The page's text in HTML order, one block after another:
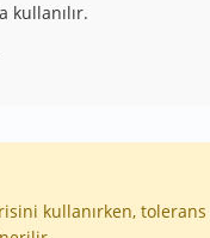
kullanılır.
kullanırken,